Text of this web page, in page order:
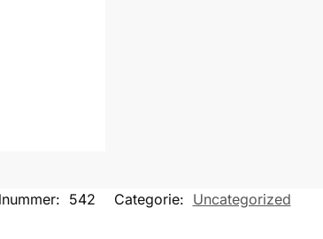
542 Categorie: Uncategorized